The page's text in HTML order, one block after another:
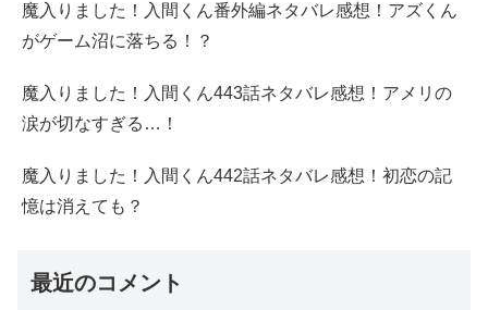
魔入りました！入間くん番外編ネタバレ感想！アズくん
がゲーム沼に落ちる！？
魔入りました！入間くん443話ネタバレ感想！アメリの
涙が切なすぎる…！
魔入りました！入間くん442話ネタバレ感想！初恋の記
憶は消えても？
最近のコメント